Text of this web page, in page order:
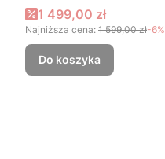
Cena promocyjna
1 499,00 zł
Najniższa cena: 1 599,00 zł-6%
Do koszyka